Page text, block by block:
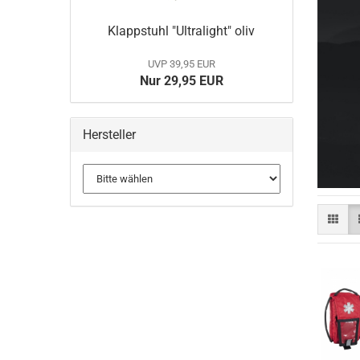
DANNER Boots
Gummistiefel
HAIX Boots
Socken
Klappstuhl "Ultralight" oliv
UVP 39,95 EUR
Nur 29,95 EUR
Hersteller